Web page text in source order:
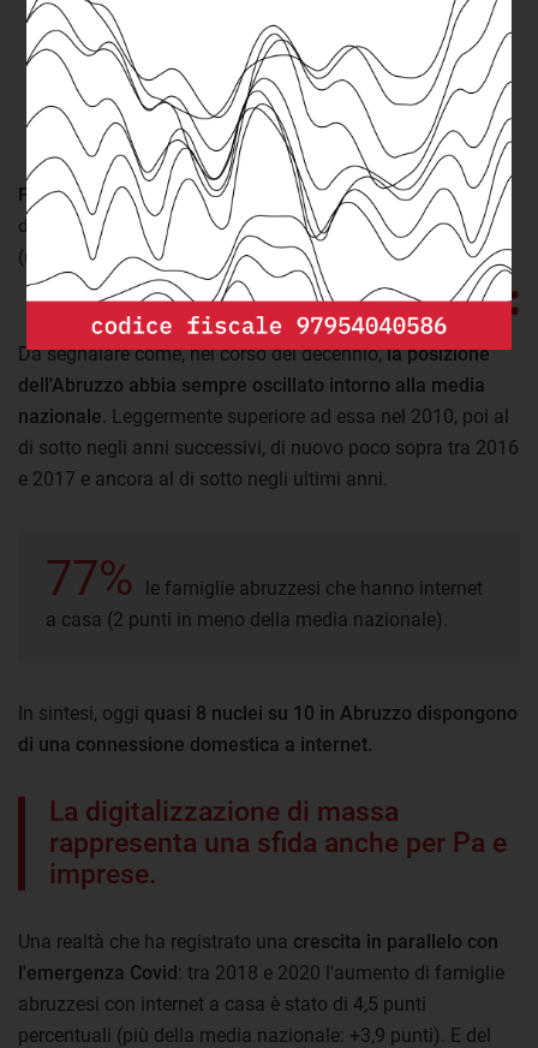
FONTE:elaborazione openpolis per Osservatorio Abruzzo su
dati Istat
(ultimo aggiornamento: lunedì 21 Marzo 2022)
Da segnalare come, nel corso del decennio,la posizione
dell'Abruzzo abbia sempre oscillato intorno alla media
nazionale. Leggermente superiore ad essa nel 2010, poi al
di sotto negli anni successivi, di nuovo poco sopra tra 2016
e 2017 e ancora al di sotto negli ultimi anni.
77%
le famiglie abruzzesi che hanno internet
a casa (2 punti in meno della media nazionale).
In sintesi, oggi quasi 8 nuclei su 10 in Abruzzo dispongono
di una connessione domestica a internet.
La digitalizzazione di massa
rappresenta una sfida anche per Pa e
imprese.
Una realtà che ha registrato una crescita in parallelo con
l'emergenza Covid: tra 2018 e 2020 l'aumento di famiglie
abruzzesi con internet a casa è stato di 4,5 punti
percentuali (più della media nazionale: +3,9 punti). E del